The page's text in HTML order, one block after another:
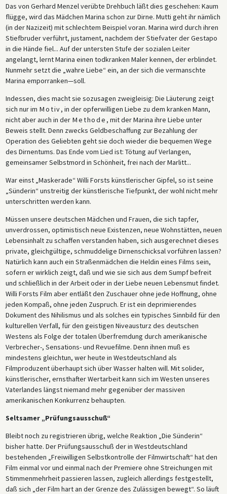
Das von Gerhard Menzel verübte Drehbuch läßt dies geschehen: Kaum
flügge, wird das Mädchen Marina schon zur Dirne. Mutti geht ihr nämlich
(in der Nazizeit) mit schlechtem Beispiel voran. Marina wird durch ihren
Stiefbruder verführt, justament, nachdem der Stiefvater der Gestapo
in die Hände fiel... Auf der untersten Stufe der sozialen Leiter
angelangt, lernt Marina einen todkranken Maler kennen, der erblindet.
Nunmehr setzt die „wahre Liebe“ ein, an der sich die vermanschte
Marina emporranken—soll.
Indessen, dies macht sie sozusagen zweigleisig: Die Läuterung zeigt
sich nur im Motiv, in der opferwilligen Liebe zu dem kranken Mann,
nicht aber auch in der Methode , mit der Marina ihre Liebe unter
Beweis stellt. Denn zwecks Geldbeschaffung zur Bezahlung der
Operation des Geliebten geht sie doch wieder die bequemen Wege
des Dirnentums. Das Ende vom Lied ist: Tötung auf Verlangen,
gemeinsamer Selbstmord in Schönheit, frei nach der Marlitt...
War einst „Maskerade“ Willi Forsts künstlerischer Gipfel, so ist seine
„Sünderin“ unstreitig der künstlerische Tiefpunkt, der wohl nicht mehr
unterschritten werden kann.
Müssen unsere deutschen Mädchen und Frauen, die sich tapfer,
unverdrossen, optimistisch neue Existenzen, neue Wohnstätten, neuen
Lebensinhalt zu schaffen verstanden haben, sich ausgerechnet dieses
private, gleichgültige, schmuddelige Dirnenschicksal vorführen lassen?
Natürlich kann auch ein Straßenmädchen die Heldin eines Films sein,
sofern er wirklich zeigt, daß und wie sie sich aus dem Sumpf befreit
und schließlich in der Arbeit oder in der Liebe neuen Lebensmut findet.
Willi Forsts Film aber entläßt den Zuschauer ohne jede Hoffnung, ohne
jeden Kompaß, ohne jeden Zuspruch. Er ist ein deprimierendes
Dokument des Nihilismus und als solches ein typisches Sinnbild für den
kulturellen Verfall, für den geistigen Niveausturz des deutschen
Westens als Folge der totalen Überfremdung durch amerikanische
Verbrecher-, Sensations- und Revuefilme. Denn ihnen muß es
mindestens gleichtun, wer heute in Westdeutschland als
Filmproduzent überhaupt sich über Wasser halten will. Mit solider,
künstlerischer, ernsthafter Wertarbeit kann sich im Westen unseres
Vaterlandes längst niemand mehr gegenüber der massiven
amerikanischen Konkurrenz behaupten.
Seltsamer „Prüfungsausschuß“
Bleibt noch zu registrieren übrig, welche Reaktion „Die Sünderin“
bisher hatte. Der Prüfungsausschuß der in Westdeutschland
bestehenden „Freiwilligen Selbstkontrolle der Filmwirtschaft“ hat den
Film einmal vor und einmal nach der Premiere ohne Streichungen mit
Stimmenmehrheit passieren lassen, zugleich allerdings festgestellt,
daß sich „der Film hart an der Grenze des Zulässigen bewegt“. So läuft